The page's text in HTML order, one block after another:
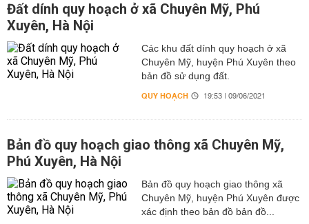
Đất dính quy hoạch ở xã Chuyên Mỹ, Phú
Xuyên, Hà Nội
Các khu đất dính quy hoạch ở xã
Chuyên Mỹ, huyện Phú Xuyên theo
bản đồ sử dụng đất.
QUY HOẠCH 19:53 | 09/06/2021
Bản đồ quy hoạch giao thông xã Chuyên Mỹ,
Phú Xuyên, Hà Nội
Bản đồ quy hoạch giao thông xã
Chuyên Mỹ, huyện Phú Xuyên được
xác định theo bản đồ bản đồ...